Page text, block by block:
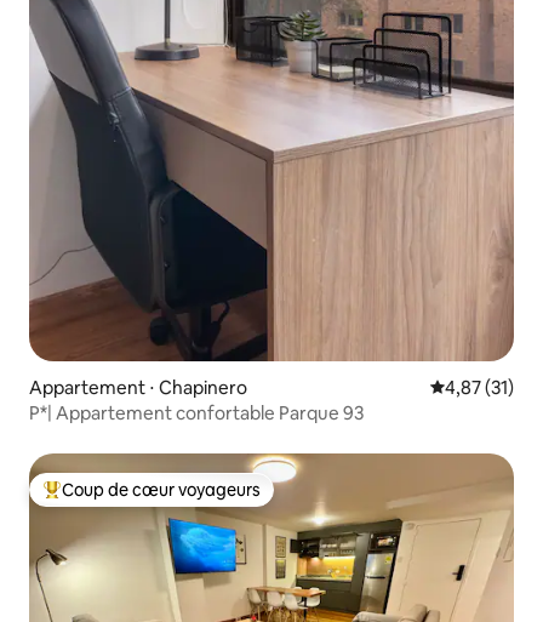
Appartement ⋅ Chapinero Évaluation
4,87 (31)
P*| Appartement confortable Parque 93
Coups de cœur voyageurs les plus appréciés
Coup de cœur voyageurs